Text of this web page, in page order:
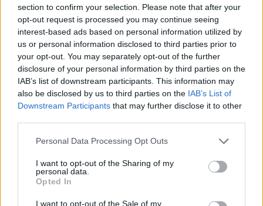
section to confirm your selection. Please note that after your
opt-out request is processed you may continue seeing
interest-based ads based on personal information utilized by
us or personal information disclosed to third parties prior to
your opt-out. You may separately opt-out of the further
disclosure of your personal information by third parties on the
IAB’s list of downstream participants. This information may
also be disclosed by us to third parties on the IAB’s List of
Downstream Participants that may further disclose it to other
Personal Data Processing Opt Outs
I want to opt-out of the Sharing of my
personal data.
Opted In
I want to opt-out of the Sale of my
Publicidad